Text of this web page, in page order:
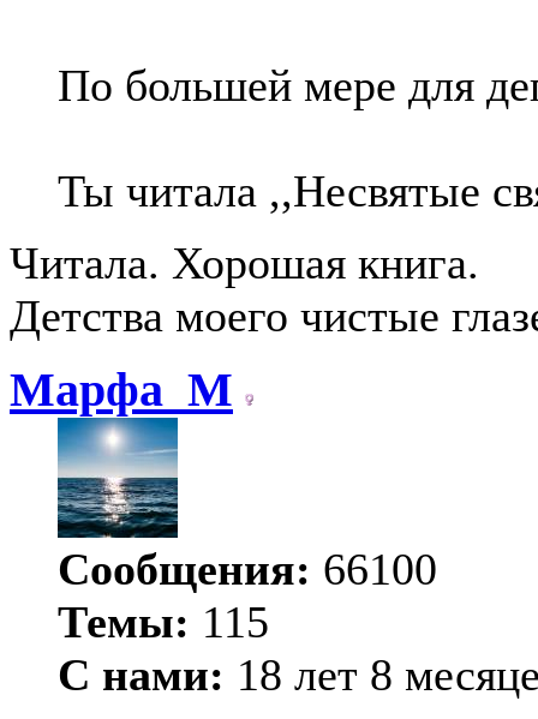
По большей мере для
Ты читала ,,Несвятые
Читала. Хорошая книга.
Детства моего чистые
Марфа_М
Сообщения: 66100
Темы: 115
С нами: 18 лет 8